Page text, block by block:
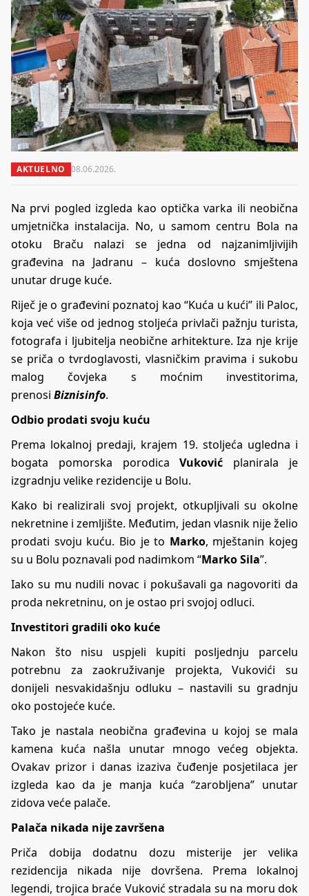
AKTUELNO 08.06.2026.
Na prvi pogled izgleda kao optička varka ili neobična
umjetnička instalacija. No, u samom centru Bola na
otoku Braču nalazi se jedna od najzanimljivijih
građevina na Jadranu – kuća doslovno smještena
unutar druge kuće.
Riječ je o građevini poznatoj kao “Kuća u kući” ili Paloc,
koja već više od jednog stoljeća privlači pažnju turista,
fotografa i ljubitelja neobične arhitekture. Iza nje krije
se priča o tvrdoglavosti, vlasničkim pravima i sukobu
malog čovjeka s moćnim investitorima,
prenosi Biznisinfo.
Odbio prodati svoju kuću
Prema lokalnoj predaji, krajem 19. stoljeća ugledna i
bogata pomorska porodicaVuković planirala je
izgradnju velike rezidencije u Bolu.
Kako bi realizirali svoj projekt, otkupljivali su okolne
nekretnine i zemljište. Međutim, jedan vlasnik nije želio
prodati svoju kuću. Bio je to Marko, mještanin kojeg
su u Bolu poznavali pod nadimkom “Marko Sila”.
Iako su mu nudili novac i pokušavali ga nagovoriti da
proda nekretninu, on je ostao pri svojoj odluci.
Investitori gradili oko kuće
Nakon što nisu uspjeli kupiti posljednju parcelu
potrebnu za zaokruživanje projekta, Vukovići su
donijeli nesvakidašnju odluku – nastavili su gradnju
oko postojeće kuće.
Tako je nastala neobična građevina u kojoj se mala
kamena kuća našla unutar mnogo većeg objekta.
Ovakav prizor i danas izaziva čuđenje posjetilaca jer
izgleda kao da je manja kuća “zarobljena” unutar
zidova veće palače.
Palača nikada nije završena
Priča dobija dodatnu dozu misterije jer velika
rezidencija nikada nije dovršena. Prema lokalnoj
legendi, trojica braće Vuković stradala su na moru dok